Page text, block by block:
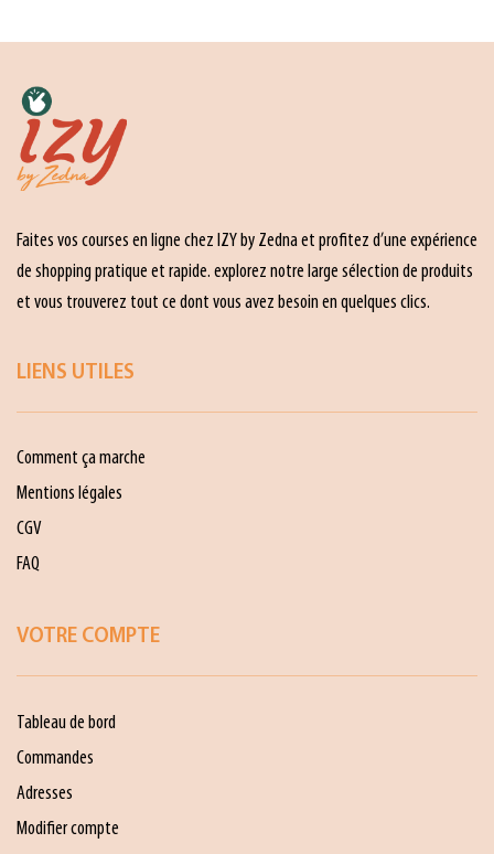
Faites vos courses en ligne chez IZY by Zedna et profitez d’une expérience
de shopping pratique et rapide. explorez notre large sélection de produits
et vous trouverez tout ce dont vous avez besoin en quelques clics.
LIENS UTILES
Comment ça marche
Mentions légales
CGV
FAQ
VOTRE COMPTE
Tableau de bord
Commandes
Adresses
Modifier compte